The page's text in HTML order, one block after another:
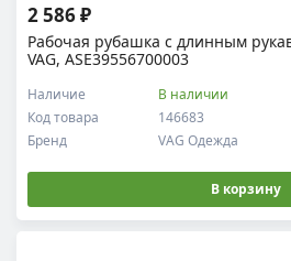
Рабочая рубашка c длинным
VAG, ASE39556700003
Код товара 146683
Наличие В наличии
Бренд VAG Одежда
2 586 ₽
В корзину